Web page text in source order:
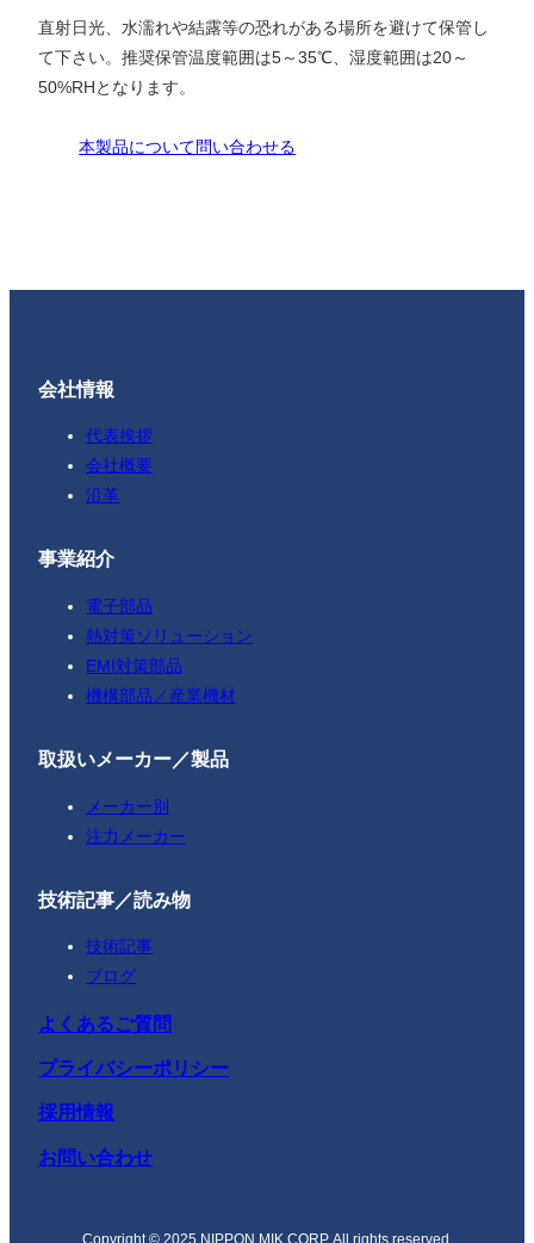
直射日光、水濡れや結露等の恐れがある場所を避けて保管し
て下さい。推奨保管温度範囲は5～35℃、湿度範囲は20～
50%RHとなります。
本製品について問い合わせる
会社情報
代表挨拶
会社概要
沿革
事業紹介
電子部品
熱対策ソリューション
EMI対策部品
機構部品／産業機材
取扱いメーカー／製品
メーカー別
注力メーカー
技術記事／読み物
技術記事
ブログ
よくあるご質問
プライバシーポリシー
採用情報
お問い合わせ
Copyright © 2025 NIPPON MIK CORP. All rights reserved.